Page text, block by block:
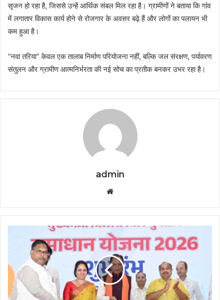
सृजन हो रहा है, जिससे उन्हें आर्थिक संबल मिल रहा है। ग्रामीणों ने बताया कि गांव
में लगातार विकास कार्य होने से रोजगार के अवसर बढ़े हैं और लोगों का पलायन भी
कम हुआ है।
“नवा तरिया” केवल एक तालाब निर्माण परियोजना नहीं, बल्कि जल संरक्षण, पर्यावरण
संतुलन और ग्रामीण आत्मनिर्भरता की नई सोच का प्रतीक बनकर उभर रहा है।
admin